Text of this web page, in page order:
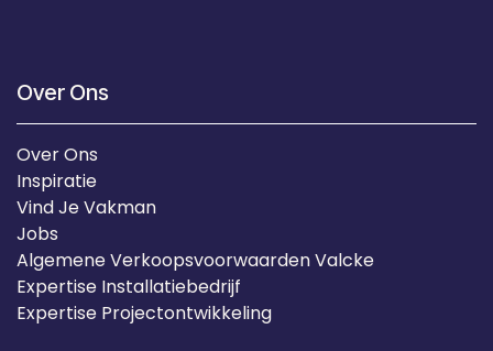
Over Ons
Over Ons
Inspiratie
Vind Je Vakman
Jobs
Algemene Verkoopsvoorwaarden Valcke
Expertise Installatiebedrijf
Expertise Projectontwikkeling